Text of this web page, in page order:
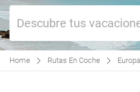
Descubre tus
Home Rutas En Coche Europa